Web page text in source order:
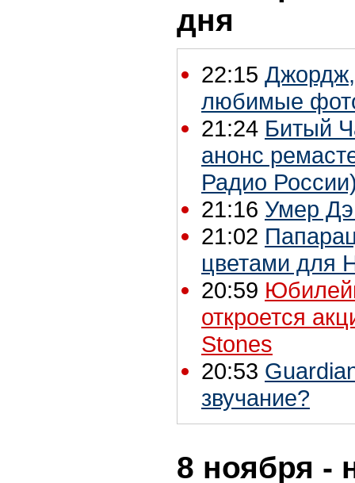
дня
22:15
любимые
21:24 Битый
анонс
Радио
21:16 Умер
21:02
цветами для
20:59
откроется
Stones
20:53
звучание?
8 ноября -